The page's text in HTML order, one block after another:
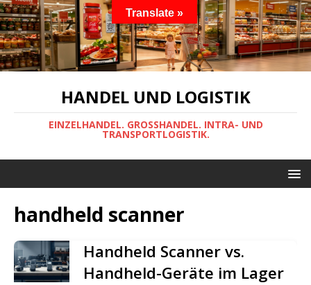
HANDEL UND LOGISTIK
EINZELHANDEL. GROSSHANDEL. INTRA- UND
TRANSPORTLOGISTIK.
handheld scanner
Handheld Scanner vs.
Handheld-Geräte im Lager
Translate »